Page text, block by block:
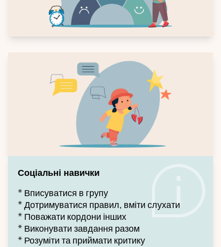
Соціальні навички
* Вписуватися в групу
* Дотримуватися правил, вміти слухати
* Поважати кордони інших
* Виконувати завдання разом
* Розуміти та приймати критику